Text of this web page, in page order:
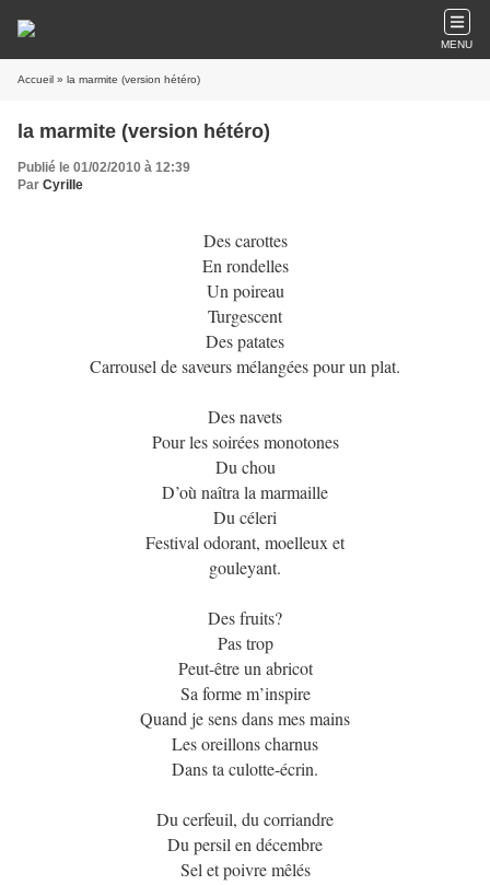
MENU
Accueil » la marmite (version hétéro)
la marmite (version hétéro)
Publié le 01/02/2010 à 12:39
Par CyriIIe
Des carottes
En rondelles
Un poireau
Turgescent
Des patates
Carrousel de saveurs mélangées pour un plat.
Des navets
Pour les soirées monotones
Du chou
D’où naîtra la marmaille
Du céleri
Festival odorant, moelleux et
gouleyant.
Des fruits?
Pas trop
Peut-être un abricot
Sa forme m’inspire
Quand je sens dans mes mains
Les oreillons charnus
Dans ta culotte-écrin.
Du cerfeuil, du corriandre
Du persil en décembre
Sel et poivre mêlés